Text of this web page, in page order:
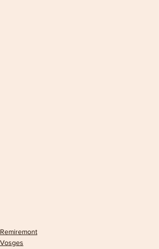
Remiremont
Vosges